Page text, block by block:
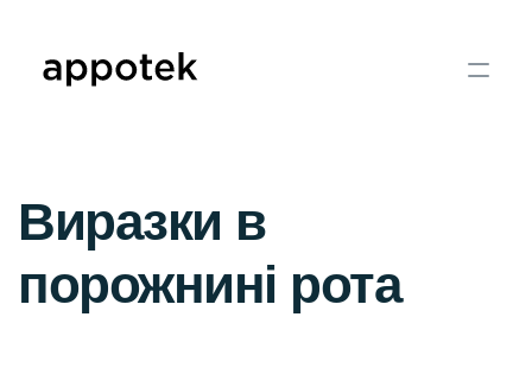
Виразки в
порожнині рота